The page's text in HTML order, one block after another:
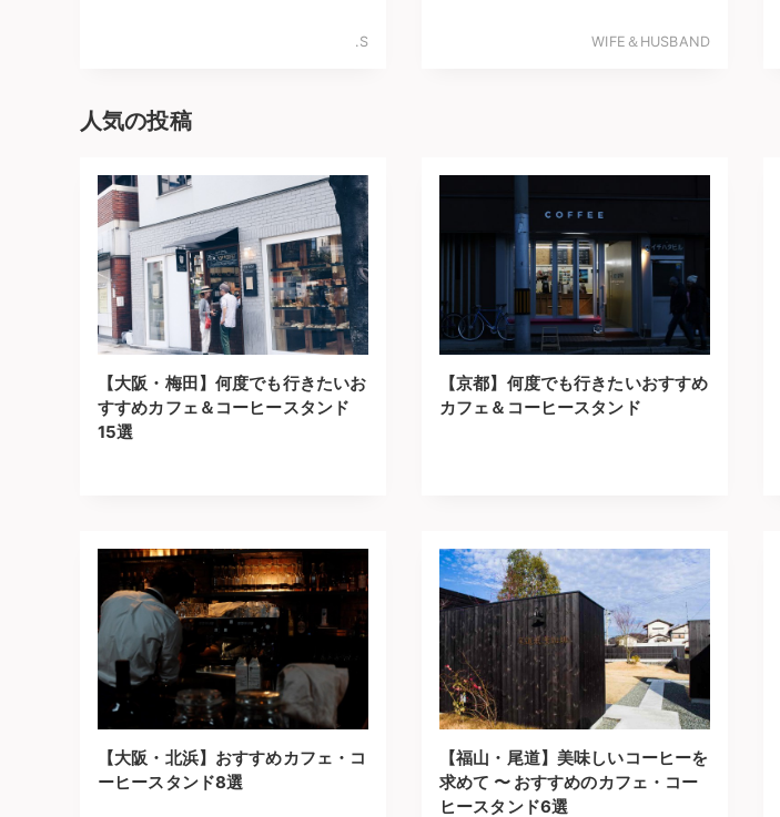
.S WIFE＆HUSBAND
人気の投稿
【大阪・梅田】何度でも行きたいお
すすめカフェ＆コーヒースタンド
15選
【京都】何度でも行きたいおすすめ
カフェ＆コーヒースタンド
【大阪・北浜】おすすめカフェ・コ
ーヒースタンド8選
【福山・尾道】美味しいコーヒーを
求めて 〜 おすすめのカフェ・コー
ヒースタンド6選